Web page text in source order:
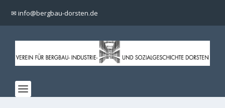
✉ info@bergbau-dorsten.de